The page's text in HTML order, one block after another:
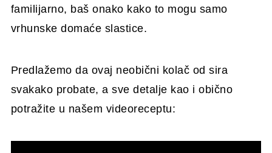
familijarno, baš onako kako to mogu samo
vrhunske domaće slastice.
Predlažemo da ovaj neobični kolač od sira
svakako probate, a sve detalje kao i obično
potražite u našem videoreceptu: